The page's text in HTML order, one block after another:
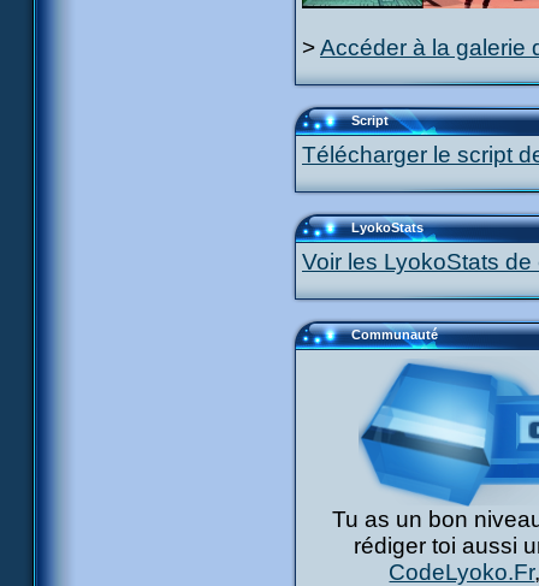
>Accéder à la galerie
Script
Télécharger le script
LyokoStats
Voir les LyokoStats
Communauté
Tu as un bon
rédiger toi aussi
CodeLyoko.Fr